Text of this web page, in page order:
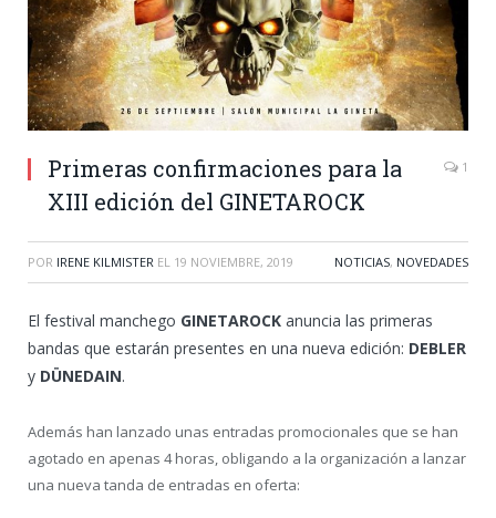
Primeras confirmaciones para la
XIII edición del GINETAROCK
1
POR IRENE KILMISTER EL 19 NOVIEMBRE, 2019 NOTICIAS, NOVEDADES
El festival manchego GINETAROCK anuncia las primeras
bandas que estarán presentes en una nueva edición: DEBLER
y DÜNEDAIN.
Además han lanzado unas entradas promocionales que se han
agotado en apenas 4 horas, obligando a la organización a lanzar
una nueva tanda de entradas en oferta: